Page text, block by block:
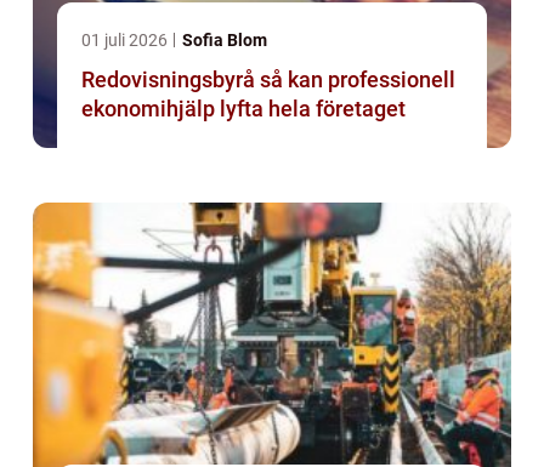
01 juli 2026 Sofia Blom
Redovisningsbyrå så kan professionell
ekonomihjälp lyfta hela företaget